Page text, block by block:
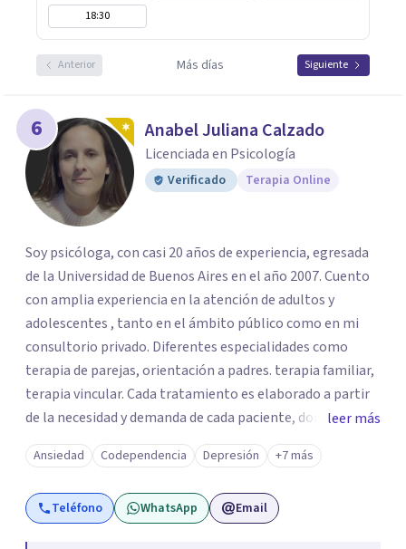
18:30
Anterior Más días Siguiente
6 Anabel Juliana Calzado
Licenciada en Psicología
Verificado Terapia Online
Soy psicóloga, con casi 20 años de experiencia, egresada
de la Universidad de Buenos Aires en el año 2007. Cuento
con amplia experiencia en la atención de adultos y
adolescentes , tanto en el ámbito público como en mi
consultorio privado. Diferentes especialidades como
terapia de parejas, orientación a padres. terapia familiar,
terapia vincular. Cada tratamiento es elaborado a partir
de la necesidad y demanda de cada paciente, donde
ambos vamos ejercer un papel activo en la orientación de
la terapia. Para ello utilizo recursos técnicos amplios y
flexibles, adaptados al momento y problemática de cada
persona.
leer más
Ansiedad Codependencia Depresión +7 más
Teléfono WhatsApp Email